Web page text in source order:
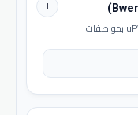
١
الرائدة في إنتاج أنابيب HDPE عالية الكثافة والـ uPVC بمواصفات